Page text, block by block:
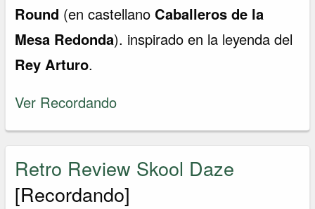
Round (en castellano Caballeros de la
Mesa Redonda). inspirado en la leyenda del
Rey Arturo.
Ver Recordando
Retro Review Skool Daze
[Recordando]